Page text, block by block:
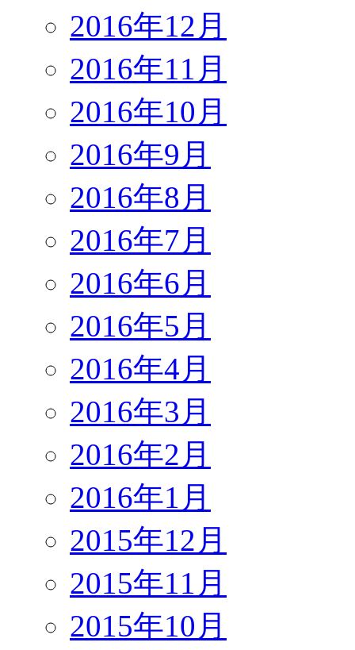
2016年12月
2016年11月
2016年10月
2016年9月
2016年8月
2016年7月
2016年6月
2016年5月
2016年4月
2016年3月
2016年2月
2016年1月
2015年12月
2015年11月
2015年10月